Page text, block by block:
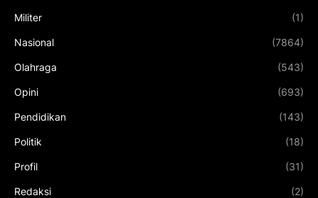
Militer (1)
Nasional (7864)
Olahraga (543)
Opini (693)
Pendidikan (143)
Politik (18)
Profil (31)
Redaksi (2)